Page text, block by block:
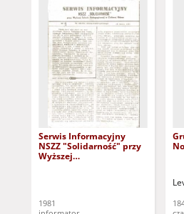
Serwis Informacyjny
NSZZ "Solidarność" przy
Wyższej
1981